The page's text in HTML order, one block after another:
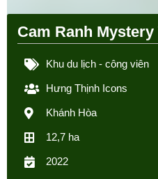
Cam Ranh
Khu du lịch - công viên
Hưng Thịnh Icons
Khánh Hòa
12,7 ha
2022